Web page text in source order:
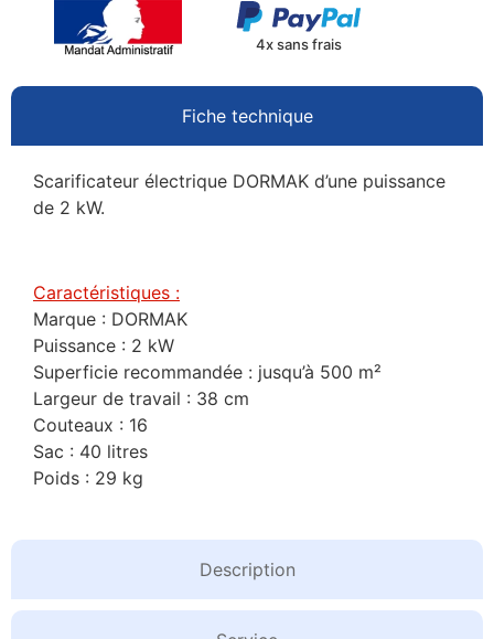
4x sans frais
Fiche technique
Description
Scarificateur électrique DORMAK d’une puissance
de 2 kW.
Caractéristiques :
Marque : DORMAK
Puissance : 2 kW
Superficie recommandée : jusqu’à 500 m²
Largeur de travail : 38 cm
Couteaux : 16
Sac : 40 litres
Poids : 29 kg